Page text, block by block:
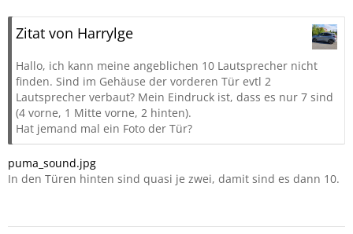
Zitat von Harrylge
Hallo, ich kann meine angeblichen 10 Lautsprecher nicht
finden. Sind im Gehäuse der vorderen Tür evtl 2
Lautsprecher verbaut? Mein Eindruck ist, dass es nur 7 sind
(4 vorne, 1 Mitte vorne, 2 hinten).
Hat jemand mal ein Foto der Tür?
puma_sound.jpg
In den Türen hinten sind quasi je zwei, damit sind es dann 10.